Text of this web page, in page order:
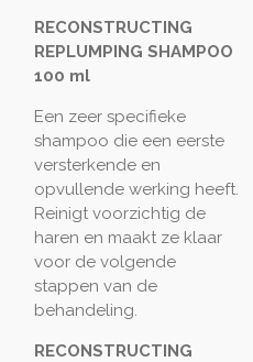
RECONSTRUCTING
REPLUMPING SHAMPOO
100 ml
Een zeer specifieke
shampoo die een eerste
versterkende en
opvullende werking heeft.
Reinigt voorzichtig de
haren en maakt ze klaar
voor de volgende
stappen van de
behandeling.
RECONSTRUCTING